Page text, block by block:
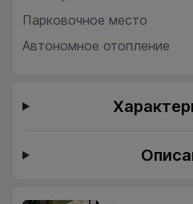
Парковочное место
Автономное отопление